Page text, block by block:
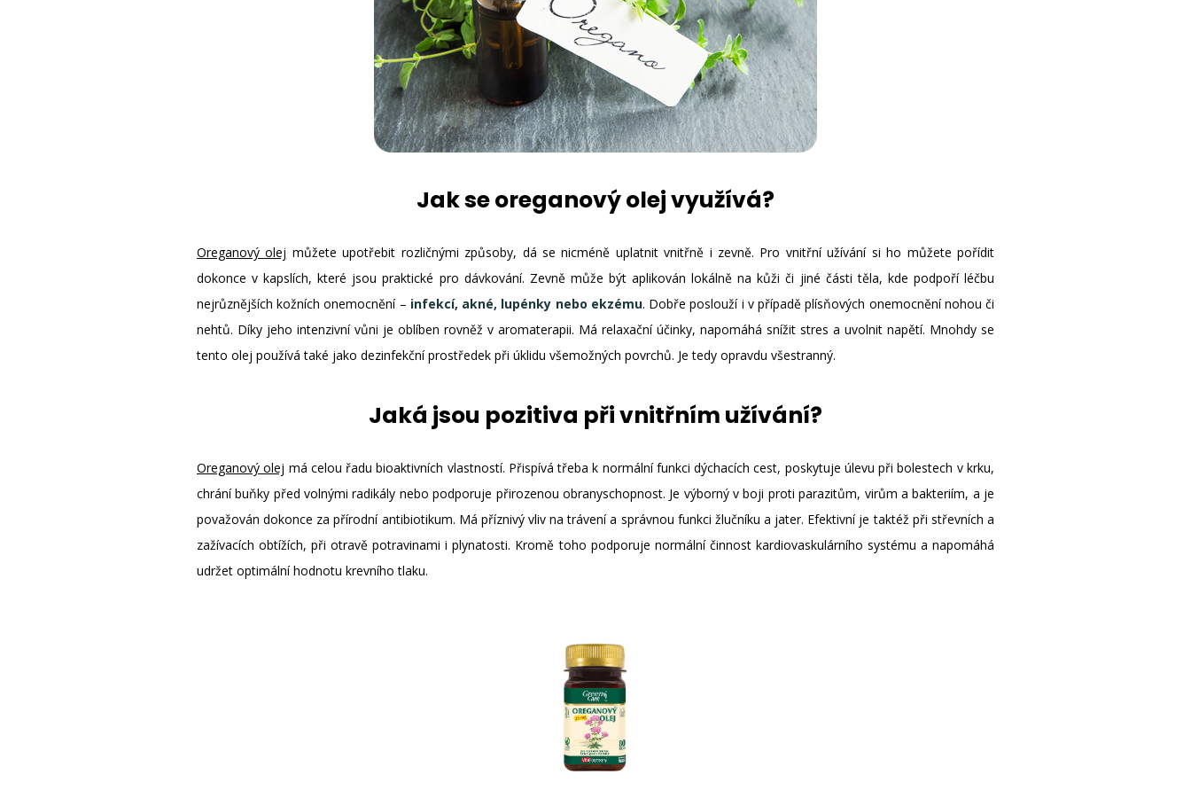
Jak se oreganový olej využívá?
Oreganový olej můžete upotřebit rozličnými způsoby, dá se nicméně uplatnit vnitřně i zevně. Pro vnitřní užívání si ho můžete pořídit
dokonce v kapslích, které jsou praktické pro dávkování. Zevně může být aplikován lokálně na kůži či jiné části těla, kde podpoří léčbu
nejrůznějších kožních onemocnění – infekcí, akné, lupénky nebo ekzému. Dobře poslouží i v případě plísňových onemocnění nohou či
nehtů. Díky jeho intenzivní vůni je oblíben rovněž v aromaterapii. Má relaxační účinky, napomáhá snížit stres a uvolnit napětí. Mnohdy se
tento olej používá také jako dezinfekční prostředek při úklidu všemožných povrchů. Je tedy opravdu všestranný.
Jaká jsou pozitiva při vnitřním užívání?
Oreganový olej má celou řadu bioaktivních vlastností. Přispívá třeba k normální funkci dýchacích cest, poskytuje úlevu při bolestech v krku,
chrání buňky před volnými radikály nebo podporuje přirozenou obranyschopnost. Je výborný v boji proti parazitům, virům a bakteriím, a je
považován dokonce za přírodní antibiotikum. Má příznivý vliv na trávení a správnou funkci žlučníku a jater. Efektivní je taktéž při střevních a
zažívacích obtížích, při otravě potravinami i plynatosti. Kromě toho podporuje normální činnost kardiovaskulárního systému a napomáhá
udržet optimální hodnotu krevního tlaku.